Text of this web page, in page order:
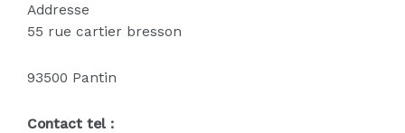
Addresse
55 rue cartier bresson
93500 Pantin
Contact tel :